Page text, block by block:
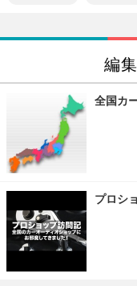
編
全国カ
プロシ